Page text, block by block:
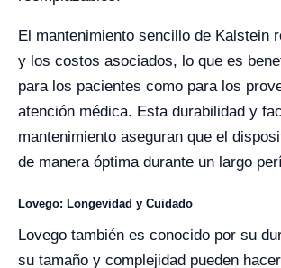
El mantenimiento sencillo de Kalstein
y los costos asociados, lo que es
para los pacientes como para los
atención médica. Esta durabilidad y
mantenimiento aseguran que el
de manera óptima durante un largo
Lovego: Longevidad y Cuidado
Lovego también es conocido por su
su tamaño y complejidad pueden